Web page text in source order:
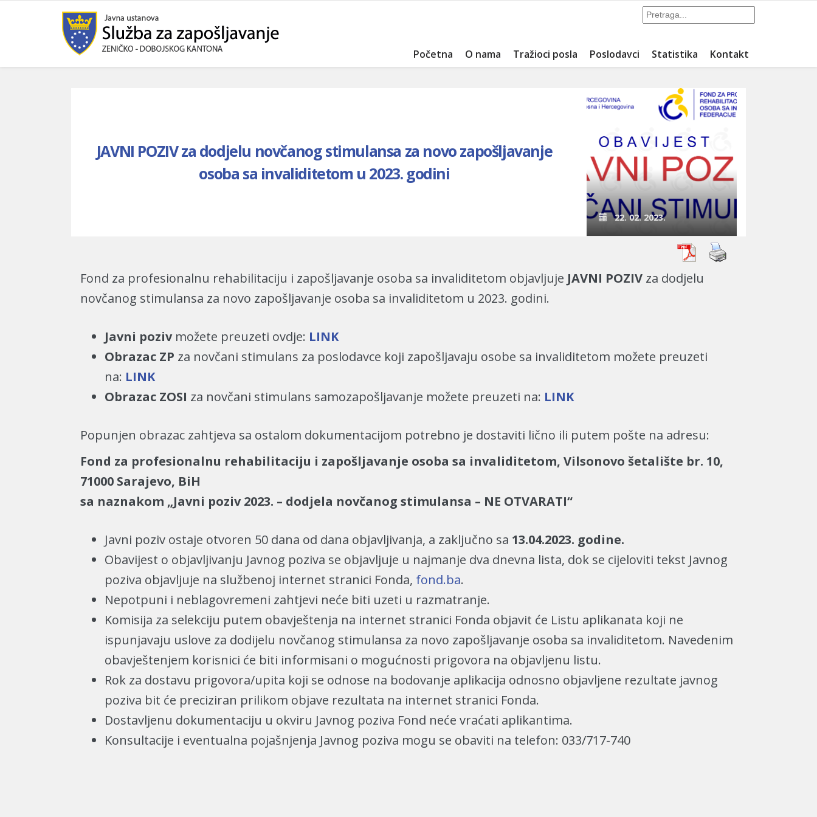
Početna O nama Tražioci posla Poslodavci Statistika Kontakt
JAVNI POZIV za dodjelu novčanog stimulansa za novo zapošljavanje
osoba sa invaliditetom u 2023. godini
22. 02. 2023.
Fond za profesionalnu rehabilitaciju i zapošljavanje osoba sa invaliditetom objavljuje JAVNI POZIV za dodjelu
novčanog stimulansa za novo zapošljavanje osoba sa invaliditetom u 2023. godini.
Javni pozivmožete preuzeti ovdje: LINK
Obrazac ZP za novčani stimulans za poslodavce koji zapošljavaju osobe sa invaliditetom možete preuzeti
na: LINK
Obrazac ZOSI za novčani stimulans samozapošljavanje možete preuzeti na: LINK
Popunjen obrazac zahtjeva sa ostalom dokumentacijom potrebno je dostaviti lično ili putem pošte na adresu:
Fond za profesionalnu rehabilitaciju i zapošljavanje osoba sa invaliditetom, Vilsonovo šetalište br. 10,
71000 Sarajevo, BiH
sa naznakom „Javni poziv 2023. – dodjela novčanog stimulansa – NE OTVARATI“
Javni poziv ostaje otvoren 50 dana od dana objavljivanja, a zaključno sa 13.04.2023. godine.
Obavijest o objavljivanju Javnog poziva se objavljuje u najmanje dva dnevna lista, dok se cijeloviti tekst Javnog
poziva objavljuje na službenoj internet stranici Fonda, fond.ba.
Nepotpuni i neblagovremeni zahtjevi neće biti uzeti u razmatranje.
Komisija za selekciju putem obavještenja na internet stranici Fonda objavit će Listu aplikanata koji ne
ispunjavaju uslove za dodijelu novčanog stimulansa za novo zapošljavanje osoba sa invaliditetom. Navedenim
obavještenjem korisnici će biti informisani o mogućnosti prigovora na objavljenu listu.
Rok za dostavu prigovora/upita koji se odnose na bodovanje aplikacija odnosno objavljene rezultate javnog
poziva bit će preciziran prilikom objave rezultata na internet stranici Fonda.
Dostavljenu dokumentaciju u okviru Javnog poziva Fond neće vraćati aplikantima.
Konsultacije i eventualna pojašnjenja Javnog poziva mogu se obaviti na telefon: 033/717-740